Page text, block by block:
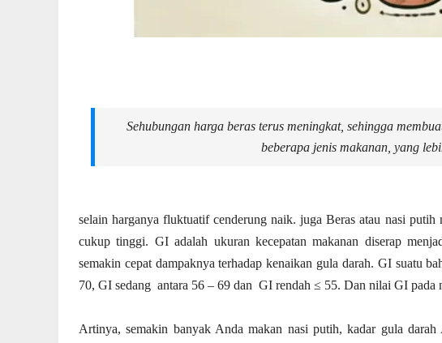
Sehubungan harga beras terus meningkat, sehingga
beberapa jenis makanan, yang
selain harganya fluktuatif cenderung naik. juga Beras atau nasi
cukup tinggi. GI adalah ukuran kecepatan makanan diserap
semakin cepat dampaknya terhadap kenaikan gula darah. GI suatu
70, GI sedang antara 56 – 69 dan GI rendah ≤ 55. Dan nilai GI pada
Artinya, semakin banyak Anda makan nasi putih, kadar gula